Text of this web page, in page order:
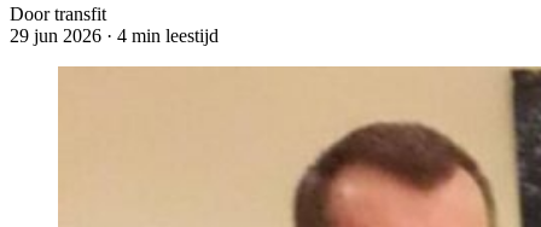
Door transfit
29 jun 2026 · 4 min leestijd